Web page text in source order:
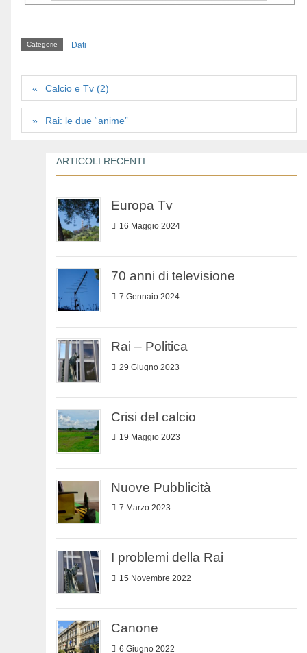
Categorie Dati
Calcio e Tv (2)
Rai: le due “anime”
ARTICOLI RECENTI
Europa Tv
16 Maggio 2024
70 anni di televisione
7 Gennaio 2024
Rai – Politica
29 Giugno 2023
Crisi del calcio
19 Maggio 2023
Nuove Pubblicità
7 Marzo 2023
I problemi della Rai
15 Novembre 2022
Canone
6 Giugno 2022